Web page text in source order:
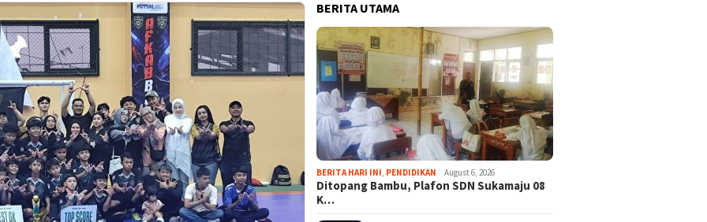
BERITA UTAMA
BERITA HARI INI PENDIDIKAN August 6, 2026
Ditopang Bambu, Plafon SDN Sukamaju 08
K…